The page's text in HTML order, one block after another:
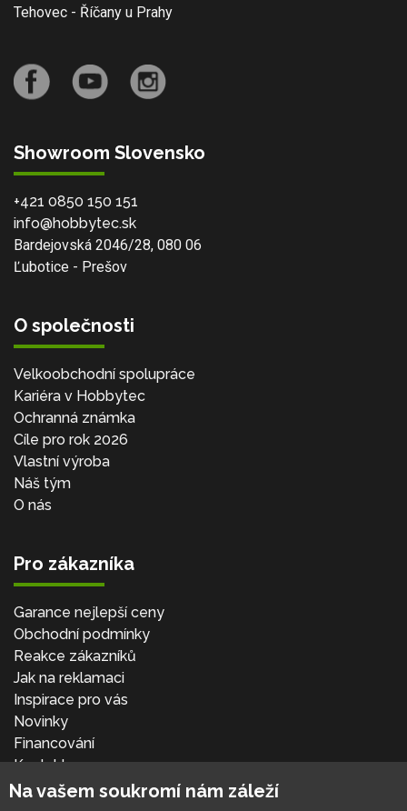
Tehovec - Říčany u Prahy
Showroom Slovensko
+421 0850 150 151
info@hobbytec.sk
Bardejovská 2046/28, 080 06
Ľubotice - Prešov
O společnosti
Velkoobchodní spolupráce
Kariéra v Hobbytec
Ochranná známka
Cíle pro rok 2026
Vlastní výroba
Náš tým
O nás
Pro zákazníka
Garance nejlepší ceny
Obchodní podmínky
Reakce zákazníků
Jak na reklamaci
Inspirace pro vás
Novinky
Financování
Kontakt
Přihlásit se
Na vašem soukromí nám záleží